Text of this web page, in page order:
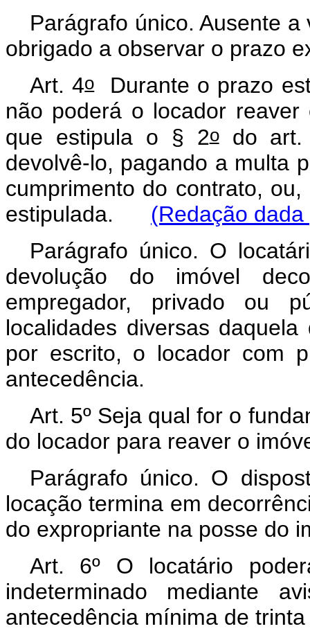
Parágrafo único. Ausente
obrigado a observar o prazo
Art. 4oDurante o prazo
não poderá o locador
que estipula o § 2odo art.
devolvê-lo, pagando a multa
cumprimento do contrato,
estipulada.
(Redação
Parágrafo único. O
devolução do imóvel
empregador, privado ou
localidades diversas
por escrito, o locador com
antecedência.
Art. 5º Seja qual for o
do locador para reaver o
Parágrafo único. O
locação termina em
do expropriante na posse do
Art. 6º O locatário
indeterminado mediante
antecedência mínima de